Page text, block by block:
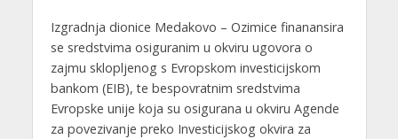
Izgradnja dionice Medakovo – Ozimice finanansira
se sredstvima osiguranim u okviru ugovora o
zajmu sklopljenog s Evropskom investicijskom
bankom (EIB), te bespovratnim sredstvima
Evropske unije koja su osigurana u okviru Agende
za povezivanje preko Investicijskog okvira za